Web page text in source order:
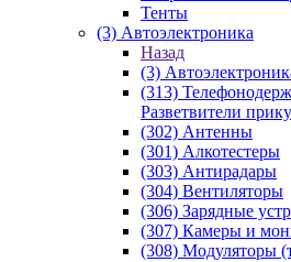
Тенты
(3) Автоэлектроника
Назад
(3)
(313)
Разветвители
(302) Антенны
(301) Алкотестеры
(303) Антирадары
(304) Вентиляторы
(306) Зарядные
(307) Камеры и
(308) Модуляторы